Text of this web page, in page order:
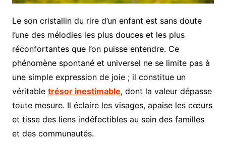
Le son cristallin du rire d’un enfant est sans doute
l’une des mélodies les plus douces et les plus
réconfortantes que l’on puisse entendre. Ce
phénomène spontané et universel ne se limite pas à
une simple expression de joie ; il constitue un
véritable trésor inestimable, dont la valeur dépasse
toute mesure. Il éclaire les visages, apaise les cœurs
et tisse des liens indéfectibles au sein des familles
et des communautés.